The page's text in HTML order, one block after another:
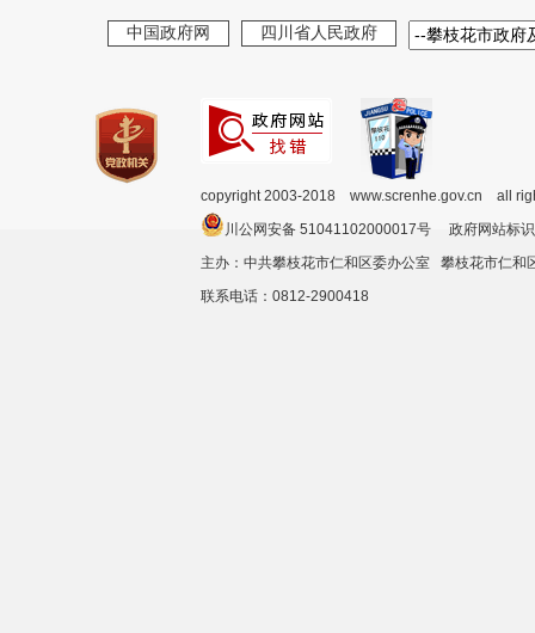
中国政府网 四川省人民政府
copyright 2003-2018 www.screnhe.gov.cn all
川公网安备 51041102000017号 政府网站
主办：中共攀枝花市仁和区委办公室 攀枝花市仁
联系电话：0812-2900418